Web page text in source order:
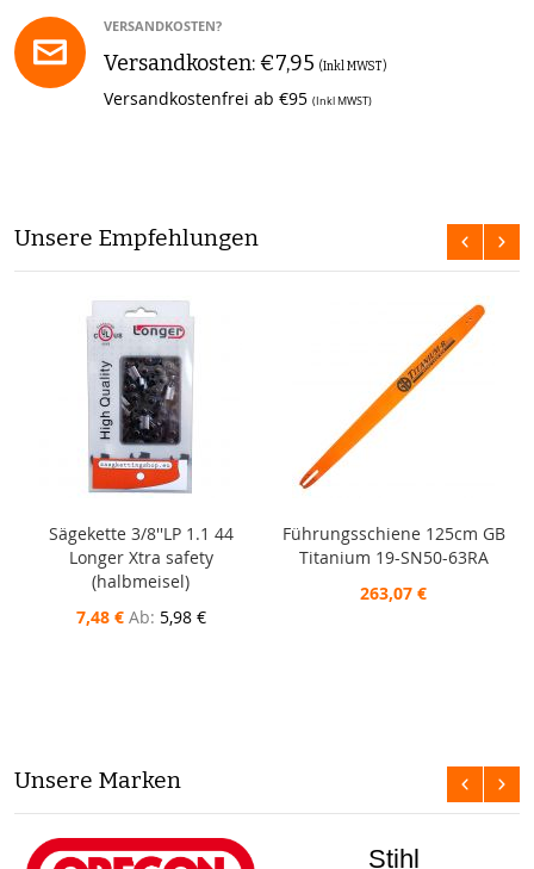
VERSANDKOSTEN?
Versandkosten: €7,95 (Inkl MWST)
Versandkostenfrei ab €95 (Inkl MWST)
Unsere Empfehlungen
Sägekette 3/8''LP 1.1 44
Longer Xtra safety
(halbmeisel)
7,48 € Ab 5,98 €
Führungsschiene 125cm GB
Titanium 19-SN50-63RA
263,07 €
Unsere Marken
Stihl